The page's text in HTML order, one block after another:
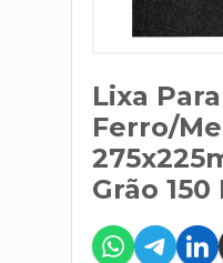
Lixa Para
Ferro/
Grão